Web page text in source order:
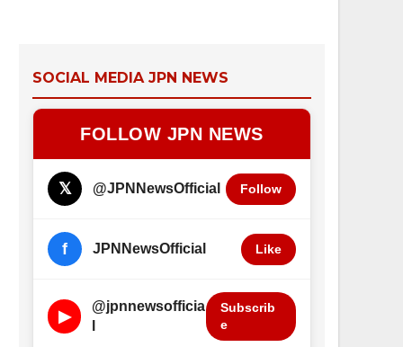
SOCIAL MEDIA JPN NEWS
FOLLOW JPN NEWS
𝕏 @JPNNewsOfficial Follow
f JPNNewsOfficial Like
▶
@jpnnewsofficia
Subscrib
e